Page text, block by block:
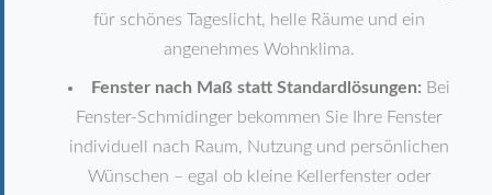
für schönes Tageslicht, helle Räume und ein
angenehmes Wohnklima.
Fenster nach Maß statt Standardlösungen: Bei
Fenster-Schmidinger bekommen Sie Ihre Fenster
individuell nach Raum, Nutzung und persönlichen
Wünschen – egal ob kleine Kellerfenster oder